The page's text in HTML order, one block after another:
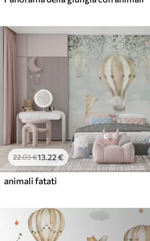
22.03€13.22€
animali fatati